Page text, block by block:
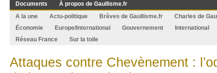
Documents
À propos de Gaullisme.fr
A la une
Actu-politique Brèves de Gaullisme.fr
Charles de
Économie
Europe/International Gouvernement
International
Réseau France
Sur la toile
Attaques contre Chevènement :